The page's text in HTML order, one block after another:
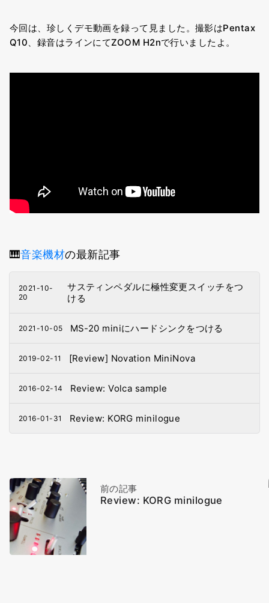
今回は、珍しくデモ動画を録って見ました。撮影はPentax
Q10、録音はラインにてZOOM H2nで行いましたよ。
🎹音楽機材の最新記事
2021-10-
20
サスティンペダルに極性変更スイッチをつ
ける
2021-10-05 MS-20 miniにハードシンクをつける
2019-02-11 [Review] Novation MiniNova
2016-02-14 Review: Volca sample
2016-01-31 Review: KORG minilogue
前の記事
Review: KORG minilogue